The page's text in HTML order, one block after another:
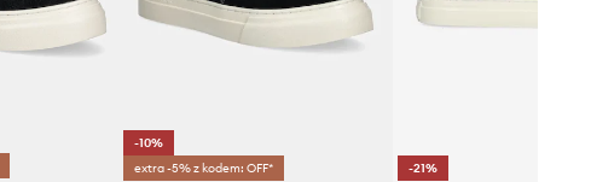
-10%
extra -5% z kodem: OFF*
-21%